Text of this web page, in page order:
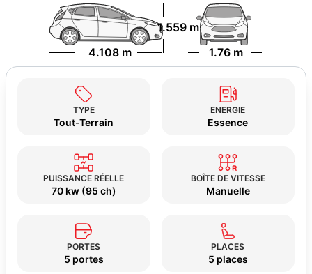
4.108 m 1.76 m
1.559 m
TYPE
Tout-Terrain
ENERGIE
Essence
PUISSANCE RÉELLE
70 kw (95 ch)
BOÎTE DE VITESSE
Manuelle
PORTES
5 portes
PLACES
5 places